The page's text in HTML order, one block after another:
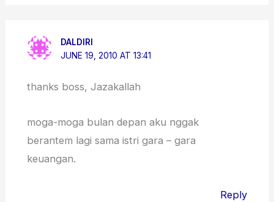
DALDIRI
JUNE 19, 2010 AT 13:41
thanks boss, Jazakallah
moga-moga bulan depan aku nggak
berantem lagi sama istri gara – gara
keuangan.
Reply